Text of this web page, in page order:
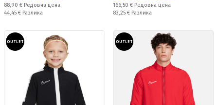
Редовна цена:
88,90 € Редовна цена
Спестявате:
44,45 € Разлика
Редовна цена:
166,50 € Редовна цена
Спестявате:
83,25 € Разлика
OUTLET OUTLET